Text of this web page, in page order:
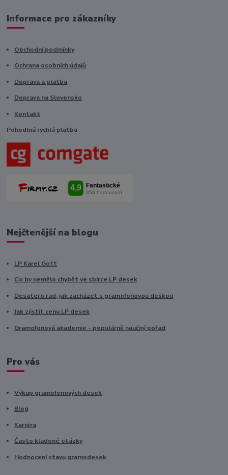
Informace pro zákazníky
Obchodní podmínky
Ochrana osobních údajů
Doprava a platba
Doprava na Slovensko
Kontakt
Pohodlná rychlá platba
Nejčtenější na blogu
LP Karel Gott
Co by nemělo chybět ve sbírce LP desek
Desatero rad, jak zacházet s gramofonovou deskou
Jak zjistit cenu LP desek
Gramofonová akademie - populárně naučný pořad
Pro vás
Výkup gramofonových desek
Blog
Kariéra
Často kladené otázky
Hodnocení stavu gramodesek